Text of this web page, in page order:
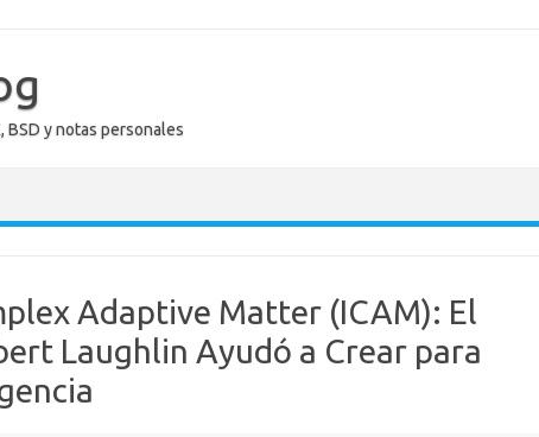
BSD y notas personales
Adaptive Matter (ICAM): El
Laughlin Ayudó a Crear para